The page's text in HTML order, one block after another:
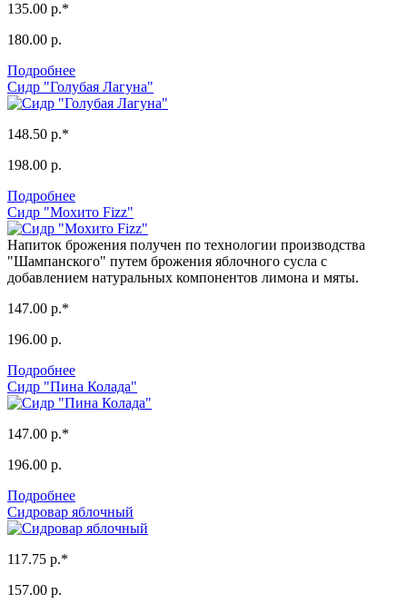
135.00 р.*
180.00 р.
Подробнее
Сидр "Голубая Лагуна"
148.50 р.*
198.00 р.
Подробнее
Сидр "Мохито Fizz"
Напиток брожения получен по технологии производства
"Шампанского" путем брожения яблочного сусла с
добавлением натуральных компонентов лимона и мяты.
147.00 р.*
196.00 р.
Подробнее
Сидр "Пина Колада"
147.00 р.*
196.00 р.
Подробнее
Сидровар яблочный
117.75 р.*
157.00 р.